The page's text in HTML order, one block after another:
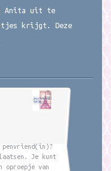
Anita uit te
krijgt. Deze
penvriend(in)?
Je kunt
oproepje van